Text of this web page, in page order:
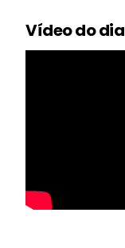
Vídeo do dia